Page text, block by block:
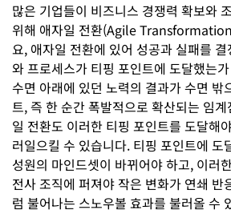
많은 기업들이 비즈니스 경쟁력 확보와
위해 애자일 전환(Agile
요, 애자일 전환에 있어 성공과 실패를
와 프로세스가 티핑 포인트에 도달했는
수면 아래에 있던 노력의 결과가 수면 밖
트, 즉 한 순간 폭발적으로 확산되는 임
일 전환도 이러한 티핑 포인트를 도달해
러일으킬 수 있습니다. 티핑 포인트에 도
성원의 마인드셋이 바뀌어야 하고, 이러
전사 조직에 퍼져야 작은 변화가 연쇄 반
럼 불어나는 스노우볼 효과를 불러올 수